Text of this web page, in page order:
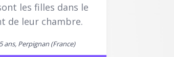
les filles dans le
de leur chambre.
ans, Perpignan (France)